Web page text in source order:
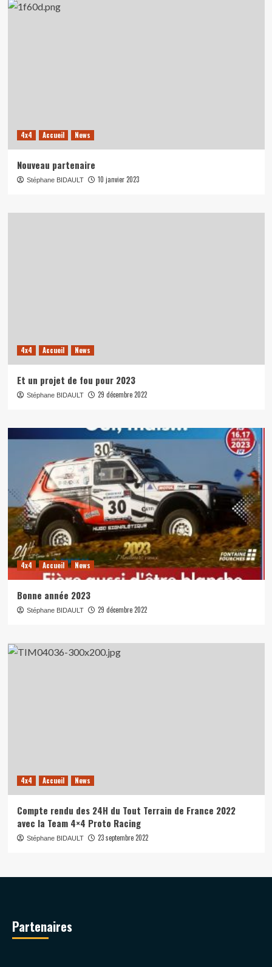
4x4 Accueil News
Nouveau partenaire
Stéphane BIDAULT 10 janvier 2023
4x4 Accueil News
Et un projet de fou pour 2023
Stéphane BIDAULT 29 décembre 2022
4x4 Accueil News
Bonne année 2023
Stéphane BIDAULT 29 décembre 2022
4x4 Accueil News
Compte rendu des 24H du Tout Terrain de France 2022
avec la Team 4×4 Proto Racing
Stéphane BIDAULT 23 septembre 2022
Partenaires